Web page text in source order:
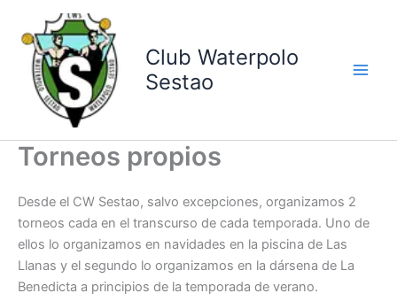
contenido
Club Waterpolo
Sestao
Torneos propios
Desde el CW Sestao, salvo excepciones, organizamos 2
torneos cada en el transcurso de cada temporada. Uno de
ellos lo organizamos en navidades en la piscina de Las
Llanas y el segundo lo organizamos en la dársena de La
Benedicta a principios de la temporada de verano.